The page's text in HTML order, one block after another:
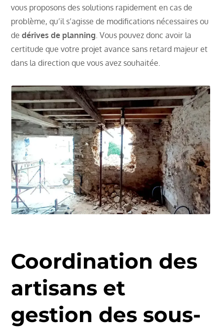
vous proposons des solutions rapidement en cas de
problème, qu’il s’agisse de modifications nécessaires ou
dedérives de planning . Vous pouvez donc avoir la
certitude que votre projet avance sans retard majeur et
dans la direction que vous avez souhaitée.
Coordination des
artisans et
gestion des sous-